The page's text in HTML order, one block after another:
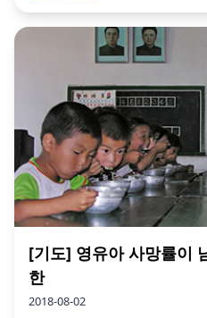
[기도] 영유아 사망률이
한
2018-08-02